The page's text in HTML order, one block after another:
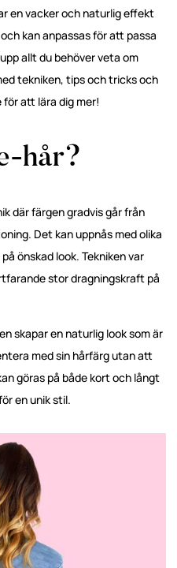
en vacker och naturlig effekt
kan anpassas för att passa
allt du behöver veta om
tekniken, tips och tricks och
för att lära dig mer!
hår?
där färgen gradvis går från
Det kan uppnås med olika
önskad look. Tekniken var
stor dragningskraft på
skapar en naturlig look som är
med sin hårfärg utan att
göras på både kort och långt
en unik stil.